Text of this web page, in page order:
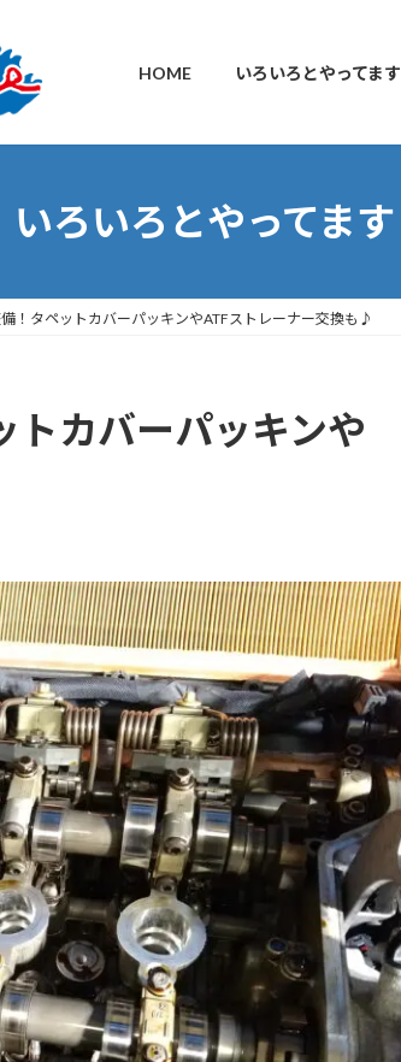
HOME いろいろとやってます
いろいろとやってます
！タペットカバーパッキンやATFストレーナー交換も♪
トカバーパッキンや